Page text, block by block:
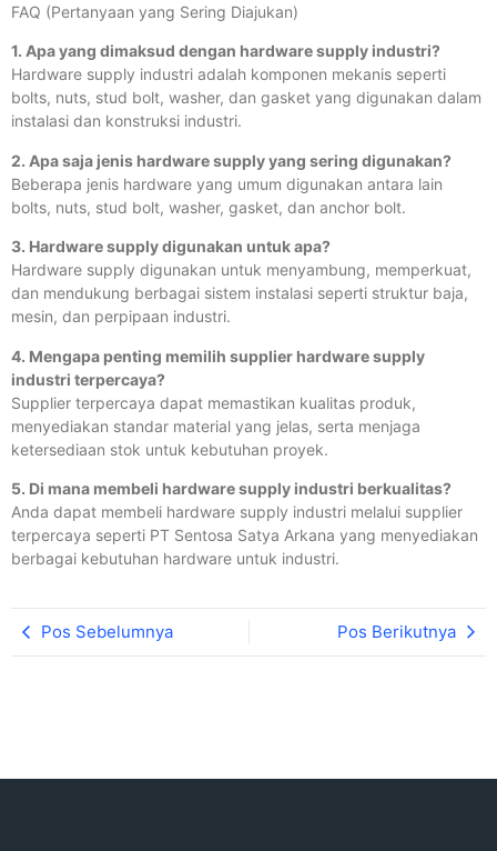
FAQ (Pertanyaan yang Sering Diajukan)
1. Apa yang dimaksud dengan hardware supply industri?
Hardware supply industri adalah komponen mekanis seperti
bolts, nuts, stud bolt, washer, dan gasket yang digunakan dalam
instalasi dan konstruksi industri.
2. Apa saja jenis hardware supply yang sering digunakan?
Beberapa jenis hardware yang umum digunakan antara lain
bolts, nuts, stud bolt, washer, gasket, dan anchor bolt.
3. Hardware supply digunakan untuk apa?
Hardware supply digunakan untuk menyambung, memperkuat,
dan mendukung berbagai sistem instalasi seperti struktur baja,
mesin, dan perpipaan industri.
4. Mengapa penting memilih supplier hardware supply
industri terpercaya?
Supplier terpercaya dapat memastikan kualitas produk,
menyediakan standar material yang jelas, serta menjaga
ketersediaan stok untuk kebutuhan proyek.
5. Di mana membeli hardware supply industri berkualitas?
Anda dapat membeli hardware supply industri melalui supplier
terpercaya seperti PT Sentosa Satya Arkana yang menyediakan
berbagai kebutuhan hardware untuk industri.
Pos Sebelumnya Pos Berikutnya